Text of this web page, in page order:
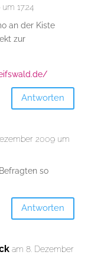
17:24
an der Kiste
zur
Antworten
2009 um
so
Antworten
am 8. Dezember